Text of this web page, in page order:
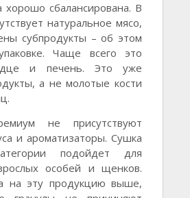
хорошо сбалансирована. В
натуральное мясо,
субпродукты – об этом
Чаще всего это
и печень. Это уже
а не молотые кости
не присутствуют
и ароматизаторы. Сушка
подойдет для
особей и щенков.
на эту продукцию выше,